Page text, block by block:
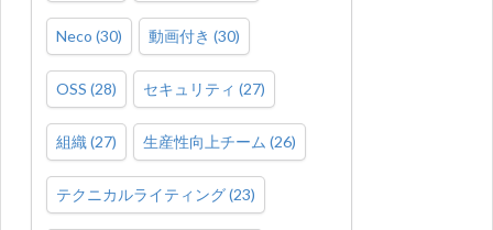
Neco (30) 動画付き (30)
OSS (28) セキュリティ (27)
組織(27) 生産性向上チーム (26)
テクニカルライティング(23)